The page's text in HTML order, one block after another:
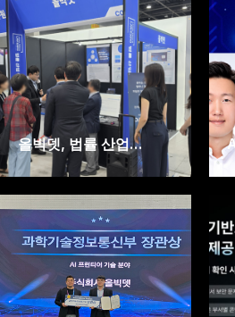
올빅뎃, 법률 산업…